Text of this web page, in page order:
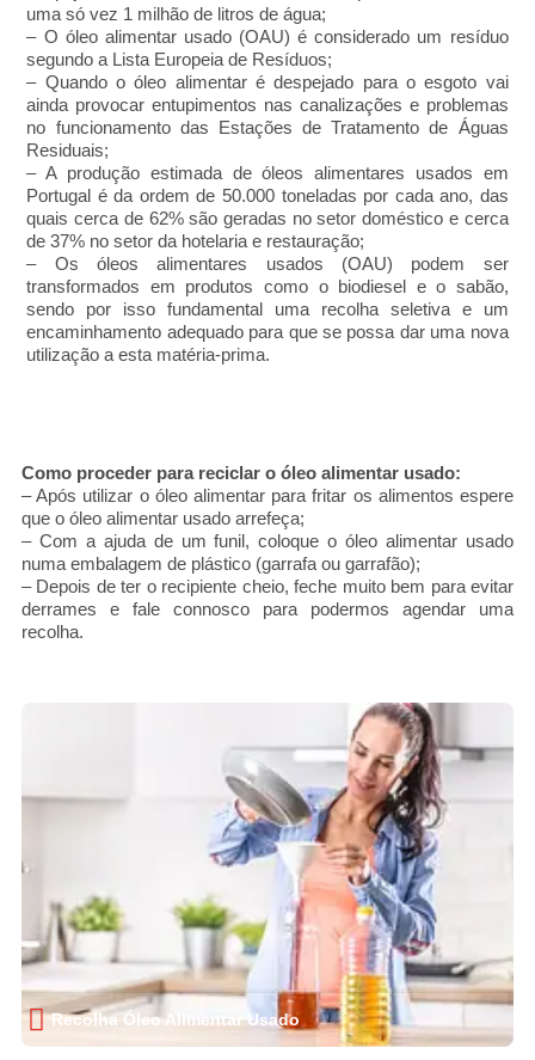
uma só vez 1 milhão de litros de água;
– O óleo alimentar usado (OAU) é considerado um resíduo
segundo a Lista Europeia de Resíduos;
– Quando o óleo alimentar é despejado para o esgoto vai
ainda provocar entupimentos nas canalizações e problemas
no funcionamento das Estações de Tratamento de Águas
Residuais;
– A produção estimada de óleos alimentares usados em
Portugal é da ordem de 50.000 toneladas por cada ano, das
quais cerca de 62% são geradas no setor doméstico e cerca
de 37% no setor da hotelaria e restauração;
– Os óleos alimentares usados (OAU) podem ser
transformados em produtos como o biodiesel e o sabão,
sendo por isso fundamental uma recolha seletiva e um
encaminhamento adequado para que se possa dar uma nova
utilização a esta matéria-prima.
Como proceder para reciclar o óleo alimentar usado:
– Após utilizar o óleo alimentar para fritar os alimentos espere
que o óleo alimentar usado arrefeça;
– Com a ajuda de um funil, coloque o óleo alimentar usado
numa embalagem de plástico (garrafa ou garrafão);
– Depois de ter o recipiente cheio, feche muito bem para evitar
derrames e fale connosco para podermos agendar uma
recolha.
 Recolha Óleo Alimentar Usado